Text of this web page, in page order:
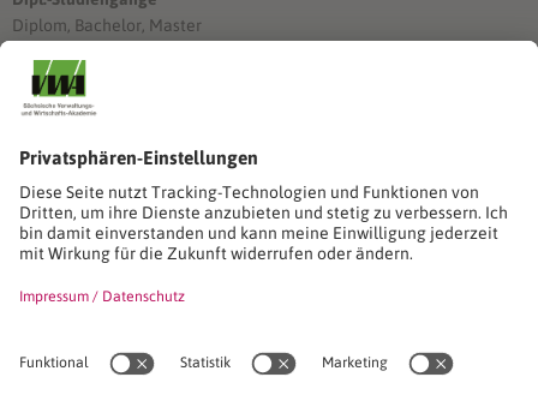
Diplom, Bachelor, Master
Stimmen unserer Absolventinnen und Absolventen
Stimmen unserer Absolventinnen und Absolventen
Seminare
Seminardatenbank
Inhouseanfragen
Seminarreihen